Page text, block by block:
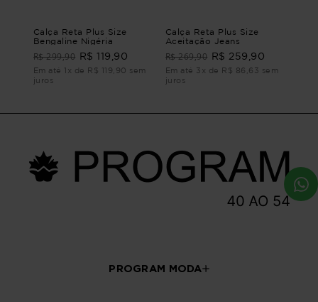
Calça Reta Plus Size
Bengaline Nigéria
R$ 299,90 R$ 119,90
Em até 1x de R$ 119,90 sem
juros
Calça Reta Plus Size
Aceitação Jeans
R$ 269,90 R$ 259,90
Em até 3x de R$ 86,63 sem
juros
PROGRAM MODA